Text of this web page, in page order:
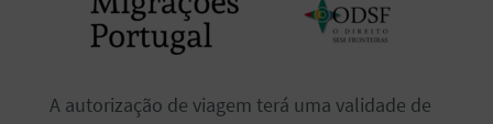
A autorização de viagem terá uma validade de